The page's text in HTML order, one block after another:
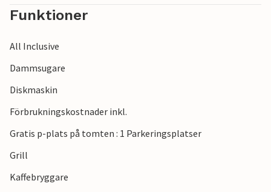
balansera tid inomhus med många sköna timmar vid
vattnet.
Funktioner
All Inclusive
Dammsugare
Diskmaskin
Förbrukningskostnader inkl.
Gratis p-plats på tomten : 1 Parkeringsplatser
Grill
Kaffebryggare